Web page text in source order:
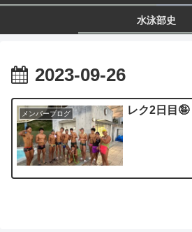
水泳部史
2023-09-26
メンバーブログ レク2日目🤪